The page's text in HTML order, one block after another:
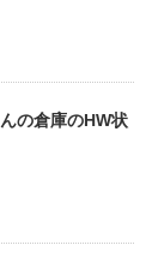
の倉庫のHW状